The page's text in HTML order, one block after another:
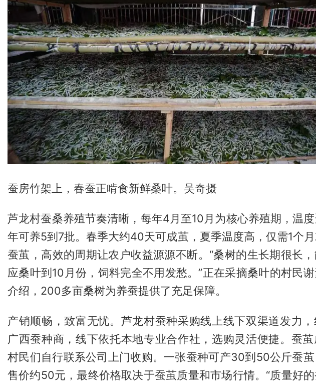
蚕房竹架上，春蚕正啃食新鲜桑叶。吴奇摄
芦龙村蚕桑养殖节奏清晰，每年4月至10月为核心养殖期，温
年可养5到7批。春季大约40天可成茧，夏季温度高，仅需1个
蚕茧，高效的周期让农户收益源源不断。“桑树的生长期很长
应桑叶到10月份，饲料完全不用发愁。”正在采摘桑叶的村民
介绍，200多亩桑树为养蚕提供了充足保障。
产销顺畅，致富无忧。芦龙村蚕种采购线上线下双渠道发力
广西蚕种商，线下依托本地专业合作社，选购灵活便捷。蚕茧
村民们自行联系公司上门收购。一张蚕种可产30到50公斤蚕
售价约50元，最终价格取决于蚕茧质量和市场行情。“质量好